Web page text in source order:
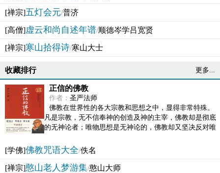
[禅宗]五灯会元/普济
[高僧]虚云和尚自述年谱/顺德岑学吕宽贤
[禅宗]寒山拾得诗/寒山大士
收藏排行 更多...
正信的佛教
作者： 圣严法师
佛教在世界性的各大宗教和思想之中，显得非常特殊。
凡是宗教，无不信奉神的创造及神的主宰，佛教却是彻底
的无神论者；唯物思想是无神论的，佛教却又坚决反对唯
[学佛]佛教咒语大全/佚名
[禅宗]憨山老人梦游集/憨山大师